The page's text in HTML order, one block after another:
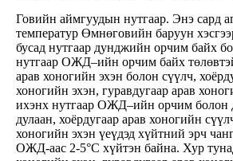
Говийн аймгуудын нутгаар. Энэ сард
температур Өмнөговийн баруун
бусад нутгаар дунджийн орчим байх
нутгаар ОЖД–ийн орчим байх
арав хоногийн эхэн болон сүүлч,
хоногийн эхэн, гуравдугаар арав
ихэнх нутгаар ОЖД–ийн орчим болон
дулаан, хоёрдугаар арав хоногийн
хоногийн эхэн үеүдэд хүйтний эрч
ОЖД-аас 2-5°С хүйтэн байна. Хур